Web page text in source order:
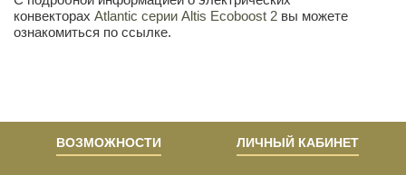
конвекторах Atlantic серии Altis Ecoboost 2 вы можете
ознакомиться по ссылке.
ВОЗМОЖНОСТИ ЛИЧНЫЙ КАБИНЕТ